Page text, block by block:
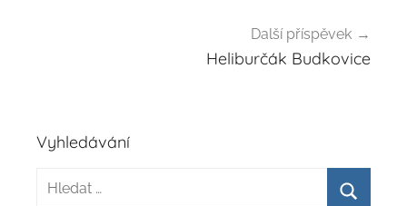
Další příspěvek
Heliburčák Budkovice
Vyhledávání
Hledat: